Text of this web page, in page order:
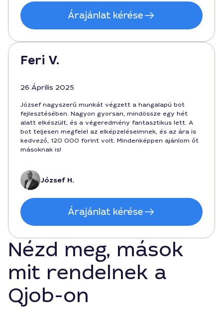
Árajánlat kérése
Feri V.
26 Április 2025
József nagyszerű munkát végzett a hangalapú bot
fejlesztésében. Nagyon gyorsan, mindössze egy hét
alatt elkészült, és a végeredmény fantasztikus lett. A
bot teljesen megfelel az elképzeléseimnek, és az ára is
kedvező, 120 000 forint volt. Mindenképpen ajánlom őt
másoknak is!
József H.
Árajánlat kérése
Nézd meg, mások
mit rendelnek a
Qjob-on